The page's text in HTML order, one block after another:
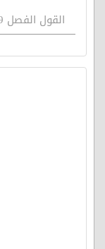
القول الفصل 539 - ولاية الفقيه والمواطنة